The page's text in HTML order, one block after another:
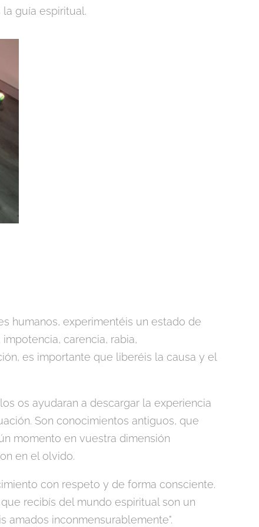
guía espiritual.
humanos, experimentéis un estado de
carencia, rabia,
es importante que liberéis la causa y el
os ayudaran a descargar la experiencia
Son conocimientos antiguos, que
momento en vuestra dimensión
en el olvido.
con respeto y de forma consciente.
recibís del mundo espiritual son un
amados inconmensurablemente".